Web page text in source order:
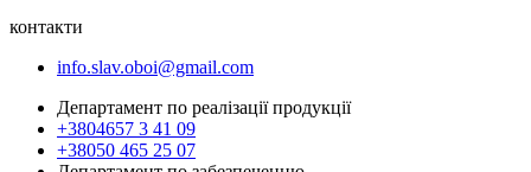
контакти
info.slav.oboi@gmail.com
Департамент по реалізації продукції
+3804657 3 41 09
+38050 465 25 07